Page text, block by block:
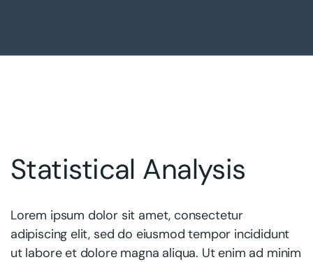
Statistical Analysis
Lorem ipsum dolor sit amet, consectetur
adipiscing elit, sed do eiusmod tempor incididunt
ut labore et dolore magna aliqua. Ut enim ad minim